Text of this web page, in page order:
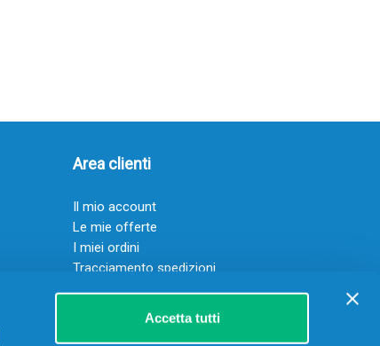
Accetta tutti
Area clienti
Il mio account
Le mie offerte
I miei ordini
Tracciamento spedizioni
Resi
Servizio clienti